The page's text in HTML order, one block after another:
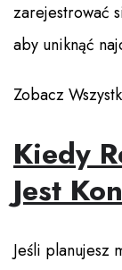
zarejestrować
aby uniknąć
Zobacz
Kiedy
Jest
Jeśli planujesz